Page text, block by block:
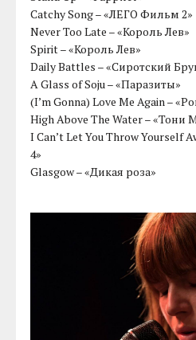
Catchy Song – «ЛЕГО Фильм 2»
Never Too Late – «Король Лев»
Spirit – «Король Лев»
Daily Battles – «Сиротский
A Glass of Soju – «Паразиты»
(I’m Gonna) Love Me Again –
High Above The Water – «Тони
I Can’t Let You Throw Yourself
4»
Glasgow – «Дикая роза»